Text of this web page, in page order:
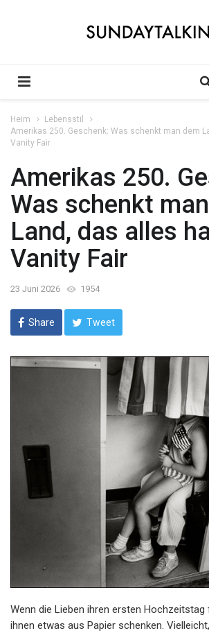
Heim
Lebensstil
Amerikas 250. Geschenk: Was schenkt man dem
Vanity Fair
Amerikas 250.
Was schenkt
Land, das alles
Vanity Fair
23 Juni 2026 1954
Share Tweet
Wenn die Lieben ihren ersten
ihnen etwas aus Papier schenken.